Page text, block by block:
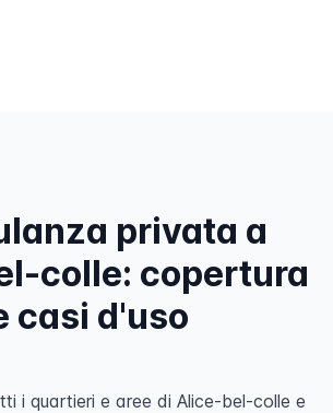
privata a
colle: copertura
casi d'uso
i quartieri e aree di Alice-bel-colle e